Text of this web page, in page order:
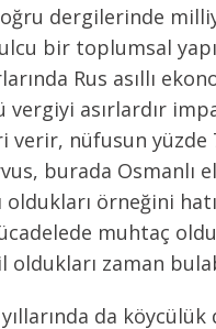
dergilerinde
bir toplumsal
Rus asıllı
vergiyi asırlardır
nüfusun yüzde
burada Osmanlı
oldukları örneğini
muhtaç
oldukları zaman
da